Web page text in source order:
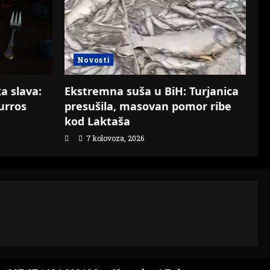
slava:
Novosti
Ekstremna suša u BiH: Turjanica
presušila, masovan pomor ribe
kod Laktaša
7 kolovoza, 2026